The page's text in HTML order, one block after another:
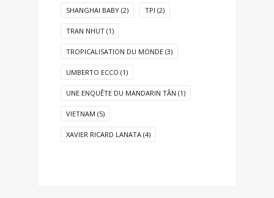
SHANGHAI BABY (2) TPI (2)
TRAN NHUT (1)
TROPICALISATION DU MONDE (3)
UMBERTO ECCO (1)
UNE ENQUÊTE DU MANDARIN TÂN (1)
VIETNAM (5)
XAVIER RICARD LANATA (4)